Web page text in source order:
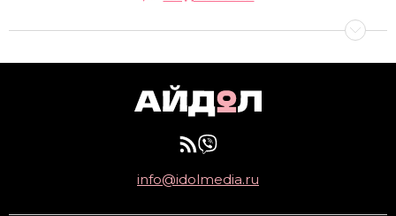
info@idolmedia.ru